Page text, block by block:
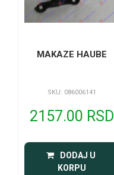
MAKAZE HAUBE
SKU: 086006141
2157.00 RSD
DODAJ U
KORPU